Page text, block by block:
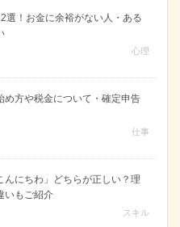
選！お金に余裕がない人・ある
心理
め方や税金について・確定申告
仕事
んにちわ」どちらが正しい？理
いもご紹介
スキル